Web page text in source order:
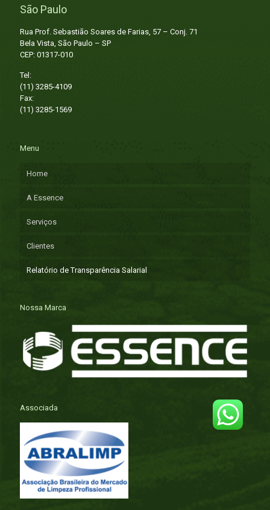
São Paulo
Rua Prof. Sebastião Soares de Farias, 57 – Conj. 71
Bela Vista, São Paulo – SP
CEP: 01317-010
Tel:
(11) 3285-4109
Fax:
(11) 3285-1569
Menu
Home
A Essence
Serviços
Clientes
Relatório de Transparência Salarial
Nossa Marca
Associada